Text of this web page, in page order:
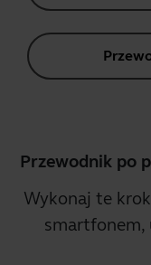
Przewodnik po
Wykonaj te
smartfonem,